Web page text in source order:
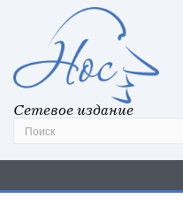
Сетевое издание